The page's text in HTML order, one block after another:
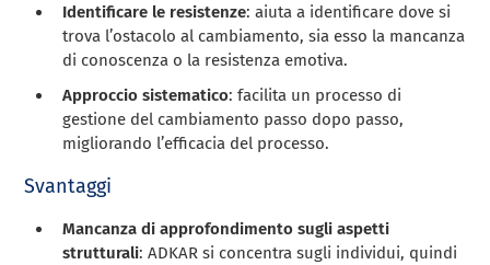
Identificare le resistenze: aiuta a identificare dove si
trova l’ostacolo al cambiamento, sia esso la mancanza
di conoscenza o la resistenza emotiva.
Approccio sistematico: facilita un processo di
gestione del cambiamento passo dopo passo,
migliorando l’efficacia del processo.
Svantaggi
Mancanza di approfondimento sugli aspetti
strutturali: ADKAR si concentra sugli individui, quindi